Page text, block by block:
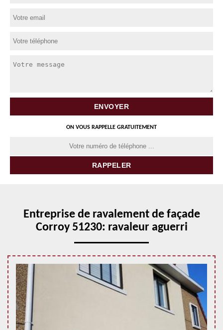
ON VOUS RAPPELLE GRATUITEMENT
Entreprise de ravalement de façade
Corroy 51230: ravaleur aguerri